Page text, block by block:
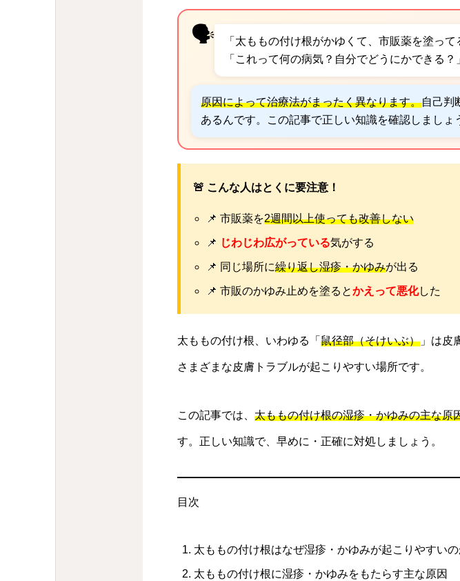
🗣️
「太ももの付け根がかゆくて、市販薬を塗っ
「これって何の病気？自分でどうにかできる？
原因によって治療法がまったく異なります。自己判
あるんです。この記事で正しい知識を確認しましょ
🚨 こんな人はとくに要注意！
📌 市販薬を2週間以上使っても改善しない
📌 じわじわ広がっている気がする
📌 同じ場所に繰り返し湿疹・かゆみが出る
📌 市販のかゆみ止めを塗るとかえって悪化した
太ももの付け根、いわゆる「 鼠径部（そけいぶ） 」は皮
さまざまな皮膚トラブルが起こりやすい場所です。
この記事では、 太ももの付け根の湿疹・かゆみの主な原
す。正しい知識で、早めに・正確に対処しましょう。
目次
太ももの付け根はなぜ湿疹・かゆみが起こりやすい
太ももの付け根に湿疹・かゆみをもたらす主な原因